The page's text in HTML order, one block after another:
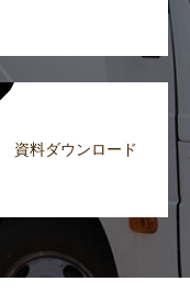
資料ダウンロード